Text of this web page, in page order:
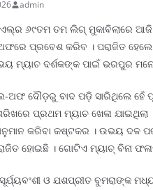
admin
୬୯ତମ ତମ ଲିଗ୍ ମୁକାବିଲାରେ ଆଜି
ପ୍ରବେଶ କରିବ । ପରାଜିତ ହେଲେ
ମ୍ୟାଚ ଦର୍ଶକଙ୍କ ପାଇଁ ଭରପୁର
ଅଫ ଦୌଡ଼ରୁ ବାଦ ପଡ଼ି ସାରିଥିଲେ ହେଁ
ପ୍ରଥମ ମ୍ୟାଚ ଖେଳା ଯାଇଥିଲା
କରିବା କଷ୍ଟକର । ଉଭୟ ଦଳ
ହୋଇଛି । ଗୋଟିଏ ମ୍ୟାଚ୍ ବିନା
ଓ ଯଶପ୍ରୀତ ବୁମରାଙ୍କ